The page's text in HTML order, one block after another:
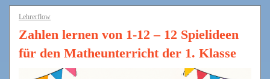
Lehrerflow
Zahlen lernen von 1-12 – 12 Spielideen
für den Matheunterricht der 1. Klasse